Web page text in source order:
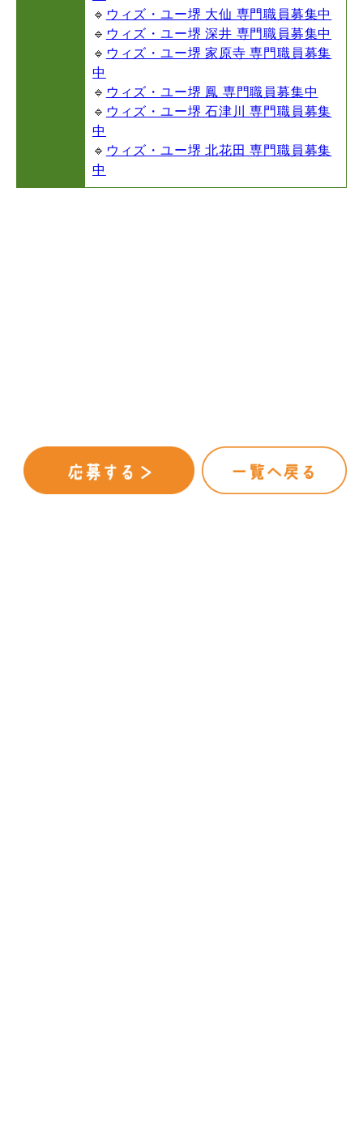
🔹 ウィズ・ユー堺 大仙 専門職員募集中
🔹 ウィズ・ユー堺 深井 専門職員募集中
🔹 ウィズ・ユー堺 家原寺 専門職員募集
中
🔹 ウィズ・ユー堺 鳳 専門職員募集中
🔹 ウィズ・ユー堺 石津川 専門職員募集
中
🔹 ウィズ・ユー堺 北花田 専門職員募集
中